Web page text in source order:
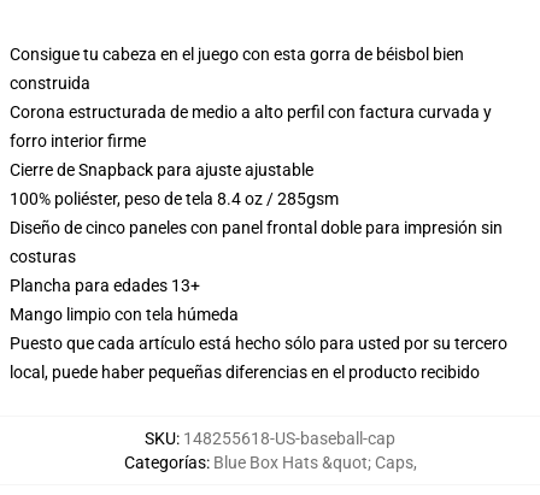
Consigue tu cabeza en el juego con esta gorra de béisbol bien
construida
Corona estructurada de medio a alto perfil con factura curvada y
forro interior firme
Cierre de Snapback para ajuste ajustable
100% poliéster, peso de tela 8.4 oz / 285gsm
Diseño de cinco paneles con panel frontal doble para impresión sin
costuras
Plancha para edades 13+
Mango limpio con tela húmeda
Puesto que cada artículo está hecho sólo para usted por su tercero
local, puede haber pequeñas diferencias en el producto recibido
SKU: 148255618-US-baseball-cap
Categorías: Blue Box Hats &quot; Caps,